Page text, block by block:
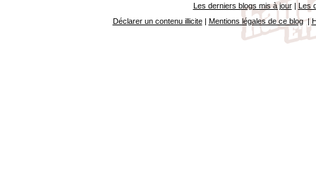
Les derniers blogs mis à jour| Les
Déclarer un contenu illicite| Mentions légales de ce blog|